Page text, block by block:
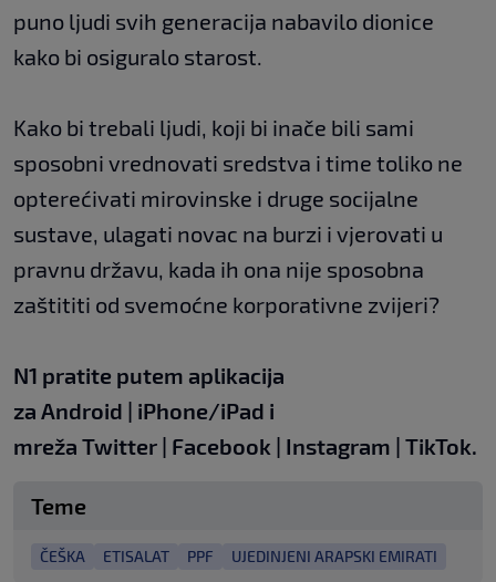
puno ljudi svih generacija nabavilo dionice
kako bi osiguralo starost.
Kako bi trebali ljudi, koji bi inače bili sami
sposobni vrednovati sredstva i time toliko ne
opterećivati mirovinske i druge socijalne
sustave, ulagati novac na burzi i vjerovati u
pravnu državu, kada ih ona nije sposobna
zaštititi od svemoćne korporativne zvijeri?
N1 pratite putem aplikacija
za Android | iPhone/iPad i
mreža Twitter | Facebook | Instagram | TikTok.
Teme
ČEŠKA ETISALAT PPF UJEDINJENI ARAPSKI EMIRATI